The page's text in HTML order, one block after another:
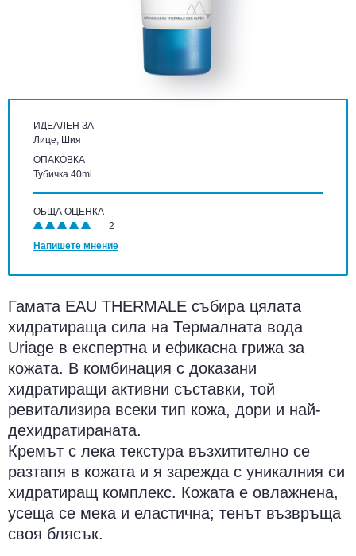
ИДЕАЛЕН ЗА
Лице, Шия
ОПАКОВКА
Тубичка 40ml
ОБЩА ОЦЕНКА
2
Напишете мнение
Гамата EAU THERMALE събира цялата
хидратираща сила на Термалната вода
Uriage в експертна и ефикасна грижа за
кожата. В комбинация с доказани
хидратиращи активни съставки, той
ревитализира всеки тип кожа, дори и най-
дехидратираната.
Кремът с лека текстура възхитително се
разтапя в кожата и я зарежда с уникалния си
хидратиращ комплекс. Кожата е овлажнена,
усеща се мека и еластична; тенът възвръща
своя блясък.